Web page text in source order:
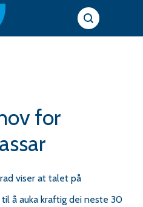
e
for
viser at talet på
å auka kraftig dei neste 30